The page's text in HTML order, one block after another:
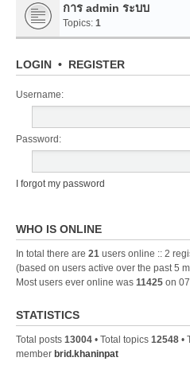
การ admin ระบบ
Topics: 1
LOGIN • REGISTER
Username:
Password:
I forgot my password
WHO IS ONLINE
In total there are 21 users online :: 2
(based on users active over the past 5
Most users ever online was 11425 on
STATISTICS
Total posts 13004 • Total topics 12548 •
member brid.khaninpat